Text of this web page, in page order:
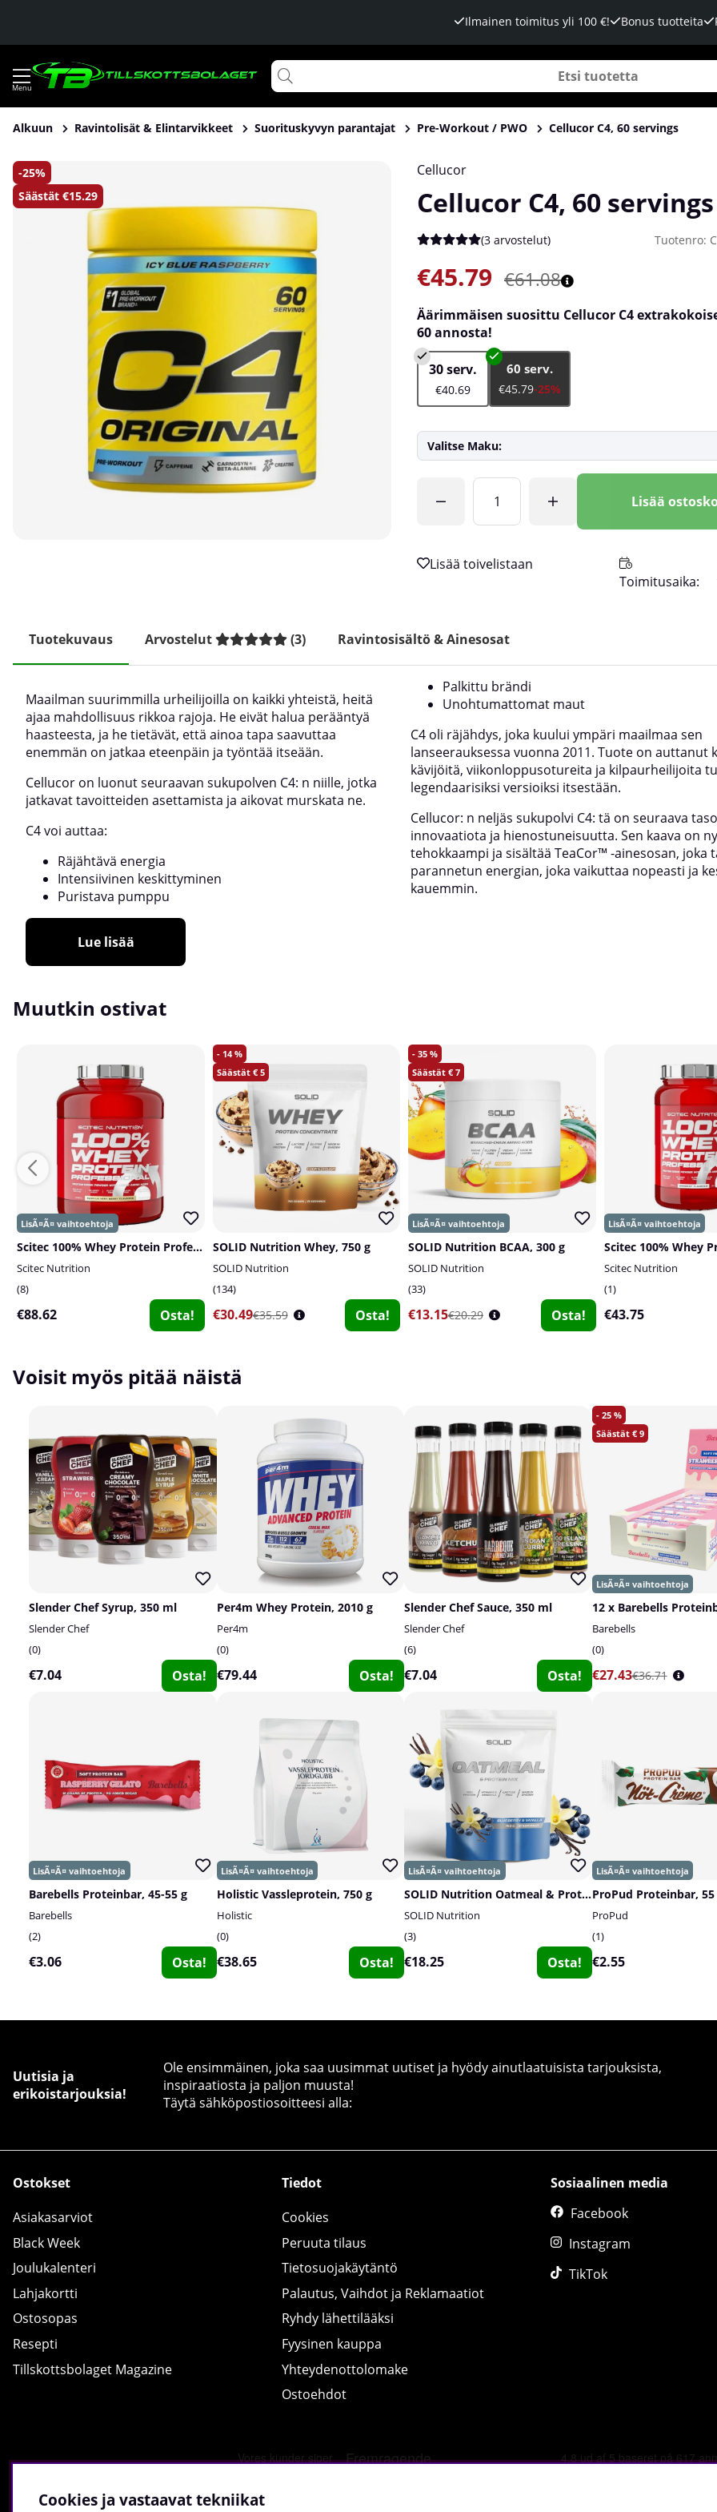
Ilmainen toimitus yli 100 €! Bonus tuotteita
Alkuun Ravintolisät & Elintarvikkeet Suorituskyvyn parantajat Pre-Workout / PWO Cellucor C4, 60 servings
25
Säästät €15.29
Tuotekuvat Cellucor C4, 60 servings Cellucor
Cellucor C4, 60 servings
Keskiarvoluokitus 5 / 5 Arvioiden määrä 3
(3 arvostelut) Tuotenro:
€61.08
€45.79
Äärimmäisen suosittu Cellucor C4
60 annosta!
30 serv.
€40.69
60 serv.
€45.79-25%
Valitse Maku:
Lisää
Toimitusaika:
Tuotekuvaus Arvostelut (3) Ravintosisältö & Ainesosat
Maailman suurimmilla urheilijoilla on kaikki yhteistä, heitä
ajaa mahdollisuus rikkoa rajoja. He eivät halua perääntyä
haasteesta, ja he tietävät, että ainoa tapa saavuttaa
enemmän on jatkaa eteenpäin ja työntää itseään.
Cellucor on luonut seuraavan sukupolven C4: n niille, jotka
jatkavat tavoitteiden asettamista ja aikovat murskata ne.
C4 voi auttaa:
Räjähtävä energia
Intensiivinen keskittyminen
Puristava pumppu
Palkittu brändi
Unohtumattomat maut
C4 oli räjähdys, joka kuului ympäri maailmaa sen
lanseerauksessa vuonna 2011. Tuote on auttanut
kävijöitä, viikonloppusotureita ja kilpaurheilijoita
legendaarisiksi versioiksi itsestään.
Cellucor: n neljäs sukupolvi C4: tä on seuraava taso
innovaatiota ja hienostuneisuutta. Sen kaava on
tehokkaampi ja sisältää TeaCor™ -ainesosan, joka
parannetun energian, joka vaikuttaa nopeasti ja
kauemmin.
Lue lisää
Muutkin ostivat
Scitec 100% Whey Protein Professional, 2350 g
Scitec Nutrition
8
€88.62 Osta!
14
5
SOLID Nutrition Whey, 750 g
SOLID Nutrition
134
€30.49€35.59 Osta!
35
7
SOLID Nutrition BCAA, 300 g
SOLID Nutrition
33
€13.15€20.29 Osta!
Scitec Nutrition
1
€43.75
Voisit myös pitää näistä
Slender Chef Syrup, 350 ml
Slender Chef
0
€7.04 Osta!
Per4m Whey Protein, 2010 g
Per4m
0
€79.44 Osta!
Slender Chef Sauce, 350 ml
Slender Chef
6
€7.04 Osta!
25
9
12 x Barebells
Barebells
0
€27.43€36.71
Barebells Proteinbar, 45-55 g
Barebells
2
€3.06 Osta!
Holistic Vassleprotein, 750 g
Holistic
0
€38.65 Osta!
SOLID Nutrition Oatmeal & Protein Mix, 750 g
SOLID Nutrition
3
€18.25 Osta!
ProPud Proteinbar, 55
ProPud
1
€2.55
Uutisia ja
erikoistarjouksia!
Ole ensimmäinen, joka saa uusimmat uutiset ja hyödy ainutlaatuisista tarjouksista,
inspiraatiosta ja paljon muusta!
Täytä sähköpostiosoitteesi alla:
Ostokset
Asiakasarviot
Black Week
Joulukalenteri
Lahjakortti
Ostosopas
Resepti
Tillskottsbolaget Magazine
Tiedot
Cookies
Peruuta tilaus
Tietosuojakäytäntö
Palautus, Vaihdot ja Reklamaatiot
Ryhdy lähettilääksi
Fyysinen kauppa
Yhteydenottolomake
Ostoehdot
Sosiaalinen media
Facebook
Instagram
TikTok
Cookies ja vastaavat tekniikat